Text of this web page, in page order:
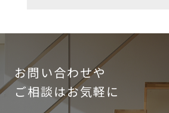
お問い合わせや
ご相談はお気軽に